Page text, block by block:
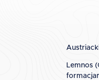
Lemnos